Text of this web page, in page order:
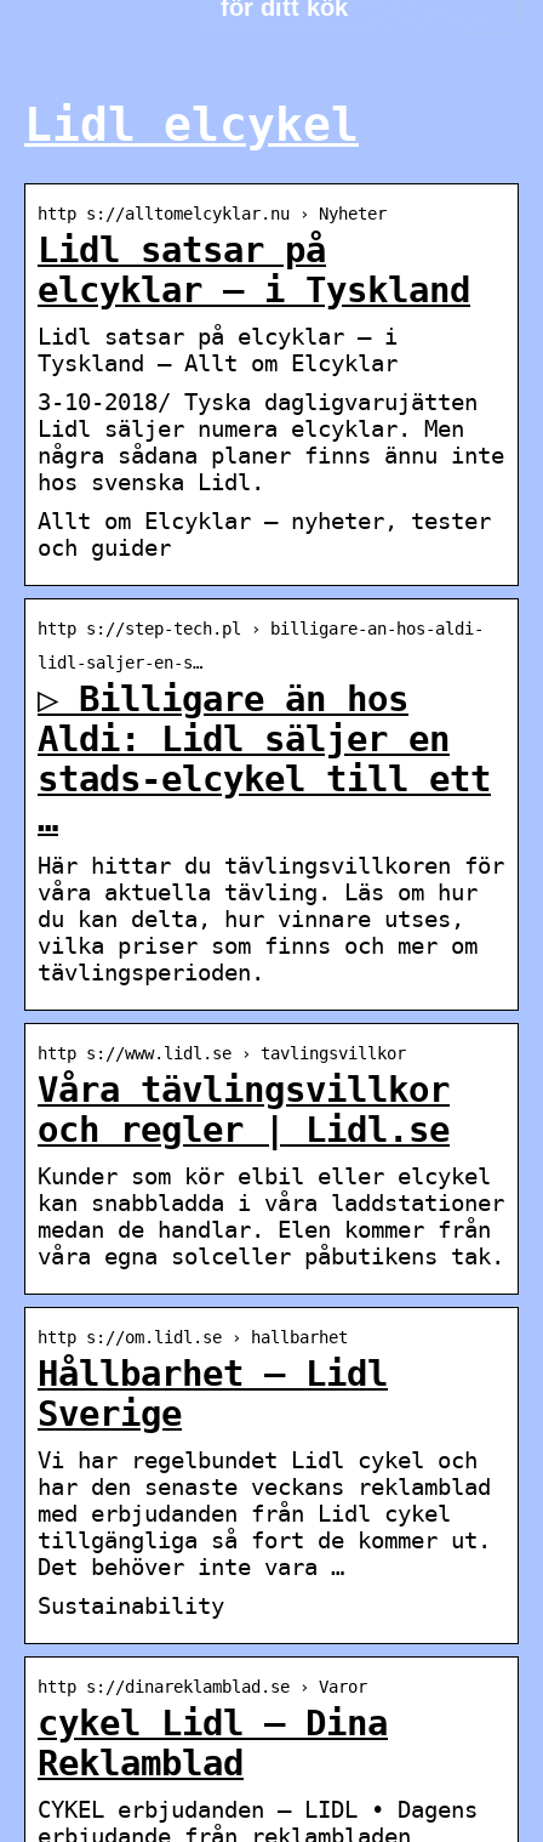
för ditt kök
Lidl elcykel
http s://alltomelcyklar.nu › Nyheter
Lidl satsar på
elcyklar – i Tyskland
Lidl satsar på elcyklar – i
Tyskland – Allt om Elcyklar
3-10-2018/ Tyska dagligvarujätten
Lidl säljer numera elcyklar. Men
några sådana planer finns ännu inte
hos svenska Lidl.
Allt om Elcyklar – nyheter, tester
och guider
http s://step-tech.pl › billigare-an-hos-aldi-
lidl-saljer-en-s…
▷ Billigare än hos
Aldi: Lidl säljer en
stads-elcykel till ett
…
Här hittar du tävlingsvillkoren för
våra aktuella tävling. Läs om hur
du kan delta, hur vinnare utses,
vilka priser som finns och mer om
tävlingsperioden.
http s://www.lidl.se › tavlingsvillkor
Våra tävlingsvillkor
och regler | Lidl.se
Kunder som kör elbil eller elcykel
kan snabbladda i våra laddstationer
medan de handlar. Elen kommer från
våra egna solceller påbutikens tak.
http s://om.lidl.se › hallbarhet
Hållbarhet – Lidl
Sverige
Vi har regelbundet Lidl cykel och
har den senaste veckans reklamblad
med erbjudanden från Lidl cykel
tillgängliga så fort de kommer ut.
Det behöver inte vara …
Sustainability
http s://dinareklamblad.se › Varor
cykel Lidl – Dina
Reklamblad
CYKEL erbjudanden – LIDL • Dagens
erbjudande från reklambladen